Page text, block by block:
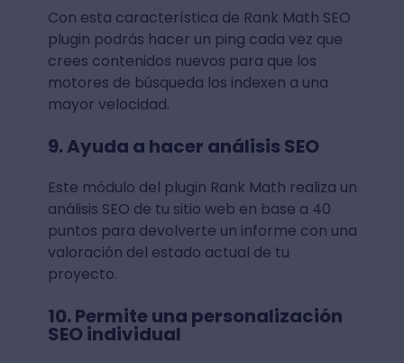
Con esta característica de Rank Math SEO
plugin podrás hacer un ping cada vez que
crees contenidos nuevos para que los
motores de búsqueda los indexen a una
mayor velocidad.
9. Ayuda a hacer análisis SEO
Este módulo del plugin Rank Math realiza un
análisis SEO de tu sitio web en base a 40
puntos para devolverte un informe con una
valoración del estado actual de tu
proyecto.
10. Permite una personalización
SEO individual